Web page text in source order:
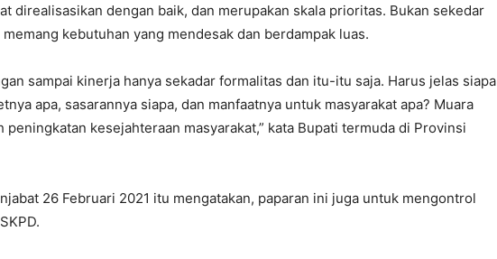
direalisasikan dengan baik, dan merupakan skala prioritas. Bukan sekedar
kebutuhan yang mendesak dan berdampak luas.
sampai kinerja hanya sekadar formalitas dan itu-itu saja. Harus jelas siapa
apa, sasarannya siapa, dan manfaatnya untuk masyarakat apa? Muara
peningkatan kesejahteraan masyarakat,” kata Bupati termuda di Provinsi
26 Februari 2021 itu mengatakan, paparan ini juga untuk mengontrol